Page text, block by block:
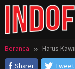
Loncat
konten
Beranda
Harus
Sharer
Tweet